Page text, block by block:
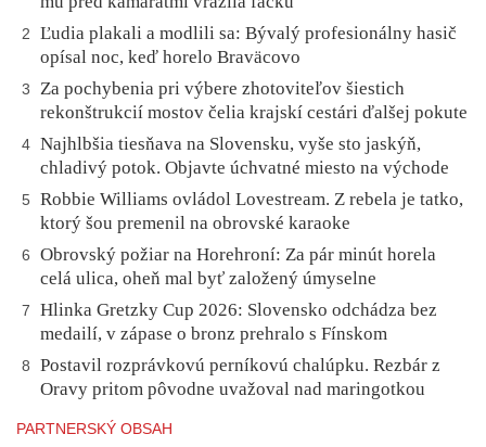
2
Ľudia plakali a modlili sa: Bývalý profesionálny hasič
opísal noc, keď horelo Braväcovo
3
Za pochybenia pri výbere zhotoviteľov šiestich
rekonštrukcií mostov čelia krajskí cestári ďalšej pokute
4 Najhlbšia tiesňava na Slovensku, vyše sto jaskýň,
chladivý potok. Objavte úchvatné miesto na východe
5
Robbie Williams ovládol Lovestream. Z rebela je tatko,
ktorý šou premenil na obrovské karaoke
6
Obrovský požiar na Horehroní: Za pár minút horela
celá ulica, oheň mal byť založený úmyselne
7
Hlinka Gretzky Cup 2026: Slovensko odchádza bez
medailí, v zápase o bronz prehralo s Fínskom
8
Postavil rozprávkovú perníkovú chalúpku. Rezbár z
Oravy pritom pôvodne uvažoval nad maringotkou
PARTNERSKÝ OBSAH